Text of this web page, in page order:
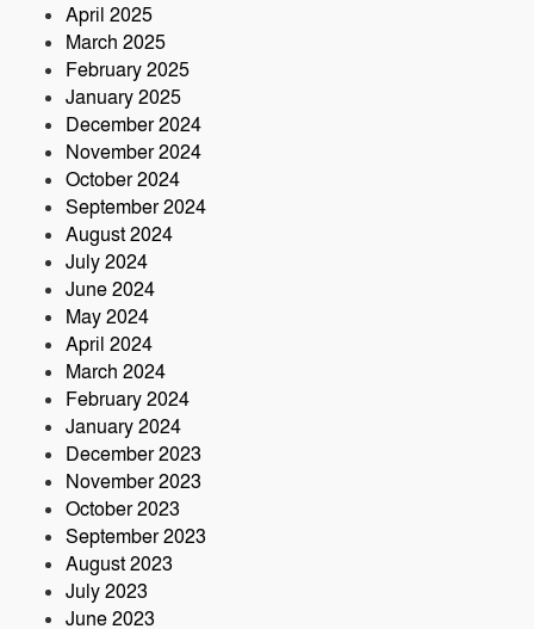
April 2025
March 2025
February 2025
January 2025
December 2024
November 2024
October 2024
September 2024
August 2024
July 2024
June 2024
May 2024
April 2024
March 2024
February 2024
January 2024
December 2023
November 2023
October 2023
September 2023
August 2023
July 2023
June 2023